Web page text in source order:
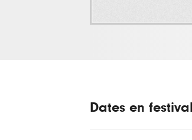
Dates en festival